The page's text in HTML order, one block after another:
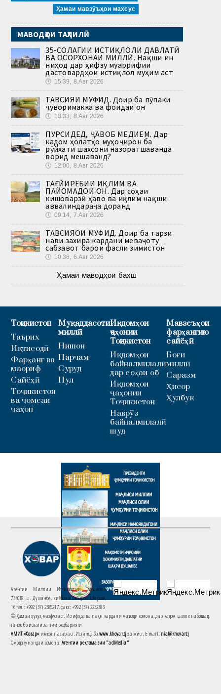
Ҳамаи мавзӯъҳои махсус
МАВОДҲОИ ТАҲЛИЛӢ
35-СОЛАГИИ ИСТИҚЛОЛИ ДАВЛАТӢ
ВА ОСОРХОНАИ МИЛЛӢ. Нақши ин
ниҳод дар ҳифзу муаррифии
дастовардҳои истиқлол муҳим аст
🕔 15:39, 8.Авг 2026
ТАВСИЯИ МУФИД. Доир ба пӯпаки
ҷуворимакка ва фоидаи он
🕔 13:33, 8.Авг 2026
ПУРСИДЕД, ҶАВОБ МЕДИҲЕМ. Дар
кадом ҳолатҳо муҳоҷирон ба
рӯйхати шахсони назоратшаванда
ворид мешаванд?
🕔 12:00, 8.Авг 2026
ТАҒЙИРЁБИИ ИҚЛИМ ВА
ПАЙОМАДҲОИ ОН. Дар соҳаи
кишоварзӣ ҳаво ва иқлим нақши
аввалиндараҷа доранд
🕔 09:14, 7.Авг 2026
ТАВСИЯҲОИ МУФИД. Доир ба тарзи
нави захира кардани меваҷоту
сабзавот барои фасли зимистон
🕔 10:36, 6.Авг 2026
Ҳамаи маводҳои бахш
Тоҷикистон
Таърих
Иқтисодӣ
Фарҳанг ва
маориф
Сайёҳӣ
Тоҷикистон
ва ҷомеаи
ҷаҳон
Муқаддасоти
миллӣ
Нишон
Парчам
Суруд
Пул
Иқдомҳои
ҷаҳонии
Тоҷикистон
Иқдомҳои
байналмилалӣ
дар соҳаи об
Иқдомҳои
ҷаҳонии
Тоҷикистон
Наврӯз
байналмилалӣ
шуд
Мавзеъҳои
фарҳангию
сайёҳӣ
Боғи
миллӣ
Саразм
Ҳисор
Ҳулбук
Агентии Миллии Иттилоотии Тоҷикистон
734018. ш. Душанбе, хиёбони Саъдии Шерозӣ,
16 тел.: +992 (37) 2385217, факс: +992 (37) 2232383
© Ҳамаи ҳуқуқ маҳфуз аст. Истифода ва паҳн кардани маводи сомона, дар кадом шакле набошад,
танҳо бо иҷозати хаттии роҳбарияти
АМИТ «Ховар» имконпазир аст. Истинод баwww.khovar.tjҳатмист. E-mail: niat@khovar.tj
Омодакунандаи сомона:Агентии рекламавии "adMedia"